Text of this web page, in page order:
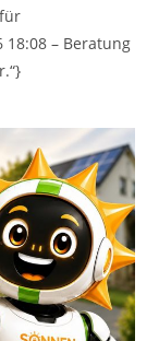
– Beratung